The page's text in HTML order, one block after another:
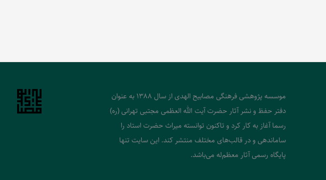
موسسه پژوهشی فرهنگی مصابیح الهدی از سال 1388 به عنوان
دفتر حفظ و نشر آثار حضرت آیت الله العظمی مجتبی تهرانی (ره)
رسما آغاز به کار کرد و تاکنون توانسته میراث حضرت استاد را
ساماندهی و در قالب‌های مختلف منتشر کند. این سایت تنها
پایگاه رسمی آثار معظم‌له می‌باشد.